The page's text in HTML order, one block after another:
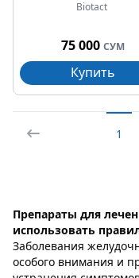
Biotact
75 000 СУМ
Купить
1
Препараты для
использовать
Заболевания
особого внимания и